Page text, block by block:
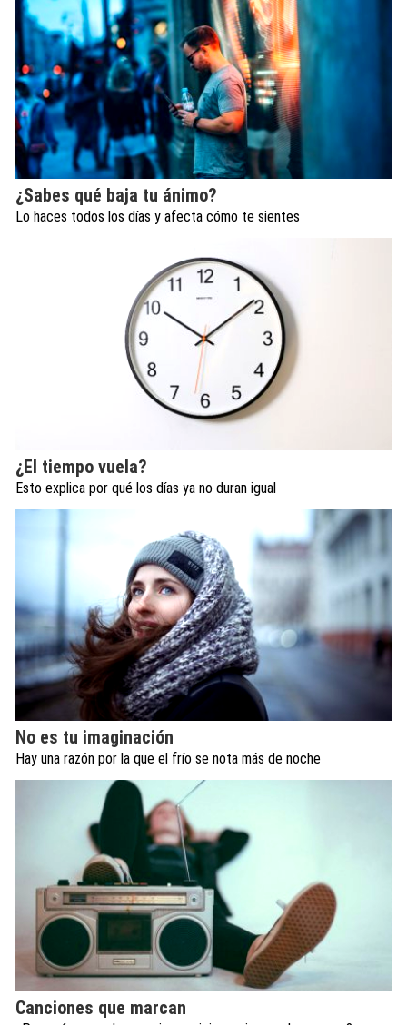
¿Sabes qué baja tu ánimo?
Lo haces todos los días y afecta cómo te sientes
¿El tiempo vuela?
Esto explica por qué los días ya no duran igual
No es tu imaginación
Hay una razón por la que el frío se nota más de noche
Canciones que marcan